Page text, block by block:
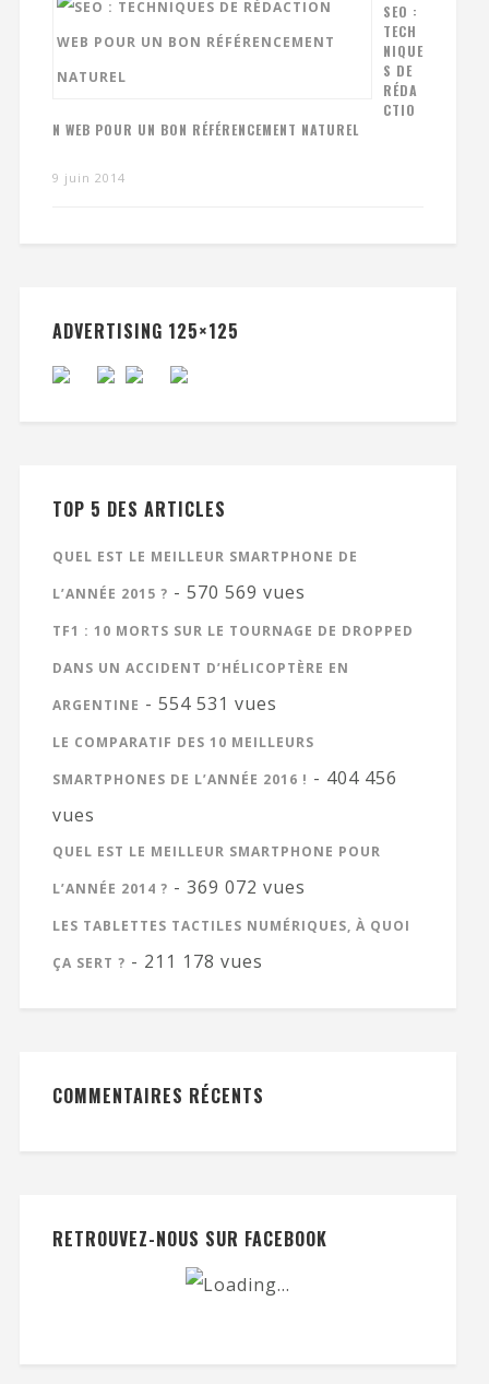
SEO :
TECH
NIQUE
S DE
RÉDA
CTIO
N WEB POUR UN BON RÉFÉRENCEMENT NATUREL
9 juin 2014
ADVERTISING 125×125
TOP 5 DES ARTICLES
QUEL EST LE MEILLEUR SMARTPHONE DE
L’ANNÉE 2015 ? - 570 569 vues
TF1 : 10 MORTS SUR LE TOURNAGE DE DROPPED
DANS UN ACCIDENT D’HÉLICOPTÈRE EN
ARGENTINE - 554 531 vues
LE COMPARATIF DES 10 MEILLEURS
SMARTPHONES DE L’ANNÉE 2016 ! - 404 456
vues
QUEL EST LE MEILLEUR SMARTPHONE POUR
L’ANNÉE 2014 ? - 369 072 vues
LES TABLETTES TACTILES NUMÉRIQUES, À QUOI
ÇA SERT ? - 211 178 vues
COMMENTAIRES RÉCENTS
RETROUVEZ-NOUS SUR FACEBOOK